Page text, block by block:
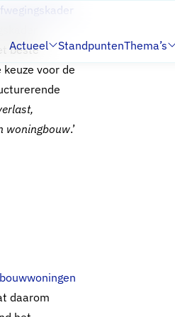
Submenu:
Actueel Standpunten
Submenu:
Thema’s
beste
voor de
woningbouw.’
daarom